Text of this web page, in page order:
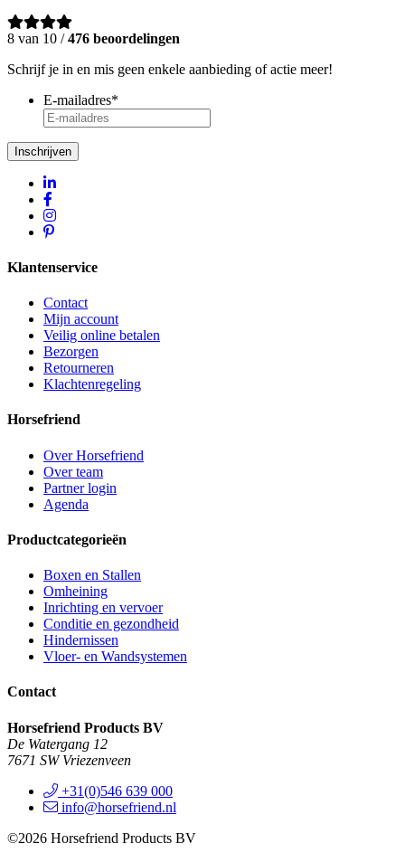
8 van 10 /476 beoordelingen
Schrijf je in en mis geen enkele aanbieding of actie meer!
E-mailadres*
Inschrijven
Klantenservice
Contact
Mijn account
Veilig online betalen
Bezorgen
Retourneren
Klachtenregeling
Horsefriend
Over Horsefriend
Over team
Partner login
Agenda
Productcategorieën
Boxen en Stallen
Omheining
Inrichting en vervoer
Conditie en gezondheid
Hindernissen
Vloer- en Wandsystemen
Contact
Horsefriend Products BV
De Watergang 12
7671 SW Vriezenveen
+31(0)546 639 000
info@horsefriend.nl
©2026 Horsefriend Products BV